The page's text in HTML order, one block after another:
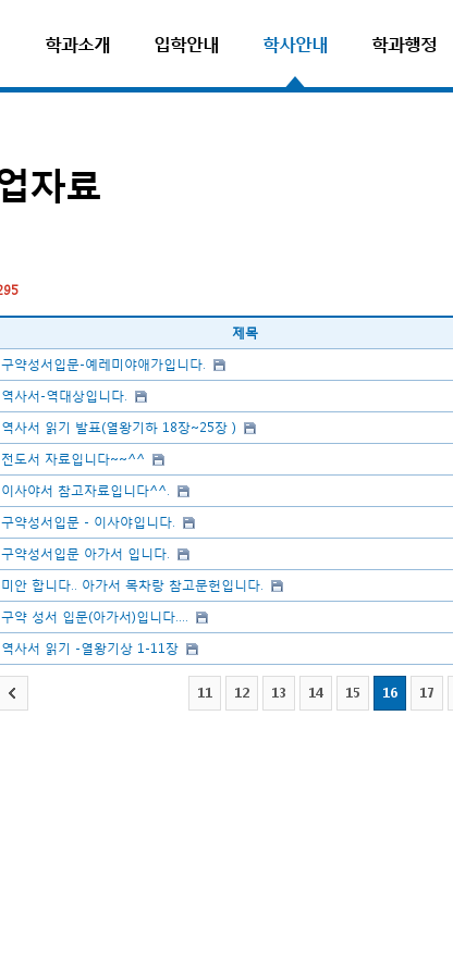
학과소개 입학안내 학사안내 학과행정
자료
제목
구약성서입문-예레미야애가입니다.
역사서-역대상입니다.
역사서 읽기 발표(열왕기하 18장~25장 )
전도서 자료입니다~~^^
이사야서 참고자료입니다^^.
구약성서입문 - 이사야입니다.
구약성서입문 아가서 입니다.
미안 합니다.. 아가서 목차랑 참고문헌입니다.
구약 성서 입문(아가서)입니다....
역사서 읽기 -열왕기상 1-11장
11 12 13 14 15 16 17